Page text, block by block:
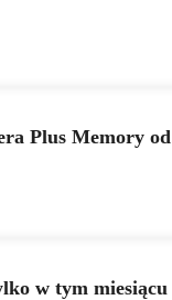
Plus Memory od
w tym miesiącu